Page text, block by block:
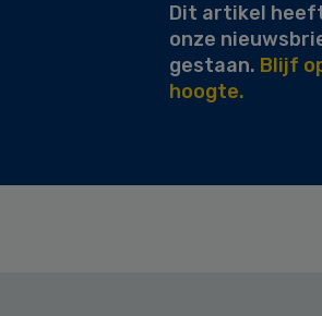
Dit artikel
onze
gestaan. Blijf
hoogte.